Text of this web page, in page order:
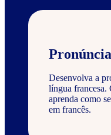
Pronúncia
Desenvolva a
língua francesa.
aprenda como
em francês.